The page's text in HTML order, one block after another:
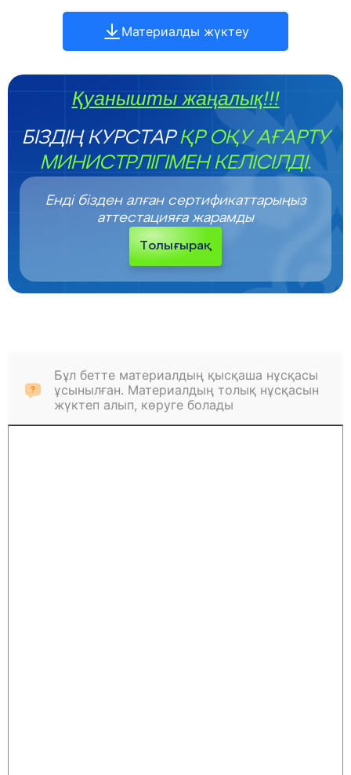
Материалды жүктеу
Қуанышты жаңалық!!!
БІЗДІҢ КУРСТАРҚР ОҚУ АҒАРТУ
МИНИСТРЛІГІМЕН КЕЛІСІЛДІ.
Енді бізден алған сертификаттарыңыз
аттестацияға жарамды
Толығырақ
Бұл бетте материалдың қысқаша нұсқасы
ұсынылған. Материалдың толық нұсқасын
жүктеп алып, көруге болады